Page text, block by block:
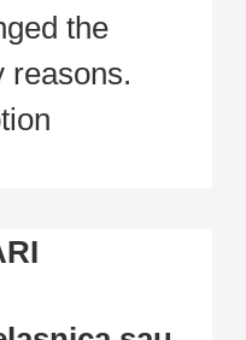
the
reasons.